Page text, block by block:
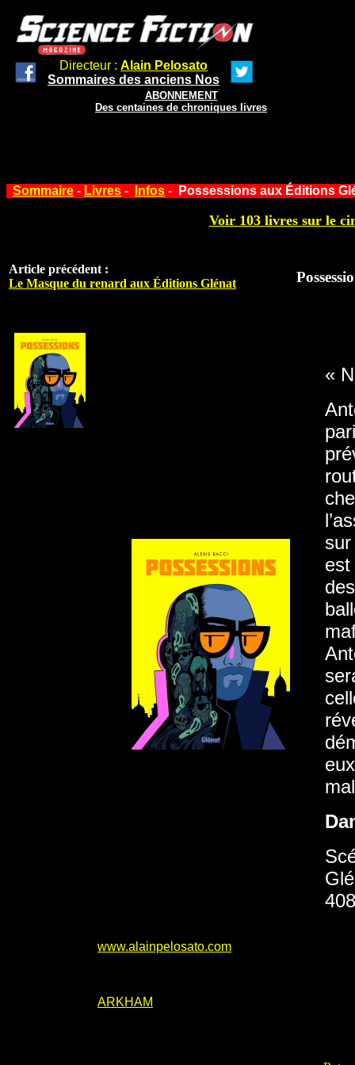
Directeur : Alain Pelosato
Sommaires des anciens Nos
ABONNEMENT
Des centaines de chroniques livres
Sommaire - Livres - Infos - Possessions aux Éditions
Voir 103 livres sur le
Article précédent :
Le Masque du renard aux Éditions Glénat
«
est
www.alainpelosato.com
ARKHAM